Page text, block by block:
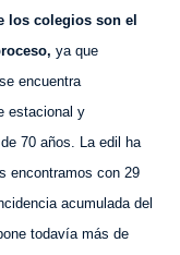
los colegios son el
ya que
se encuentra
estacional y
70 años. La edil ha
encontramos con 29
acumulada del
todavía más de